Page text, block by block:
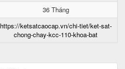
36 Tháng
https://ketsatcaocap.vn/chi-tiet/ket-sat-
chong-chay-kcc-110-khoa-bat